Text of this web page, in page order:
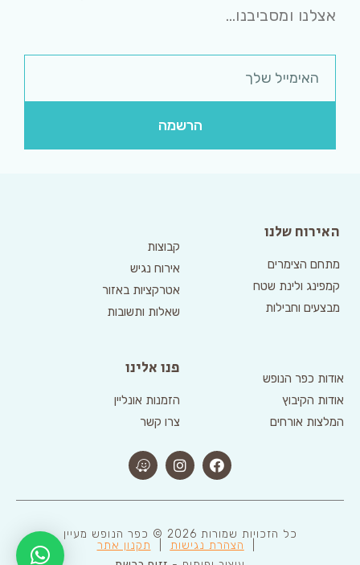
אצלנו ומסביבנו…
הרשמה
האירוח שלנו
מתחם הצימרים
קמפינג ולינת שטח
מבצעים וחבילות
קבוצות
אירוח נגיש
אטרקציות באזור
שאלות ותשובות
אודות כפר הנופש
אודות הקיבוץ
המלצות אורחים
פנו אלינו
הזמנות אונליין
צרו קשר
כל הזכויות שמורות 2026 © כפר הנופש מעיין
הצהרת נגישות
תקנון אתר